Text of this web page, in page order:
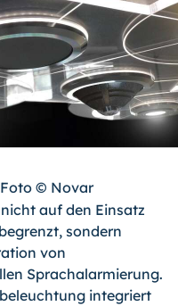
Foto © Novar
auf den Einsatz
sondern
von
Sprachalarmierung.
integriert